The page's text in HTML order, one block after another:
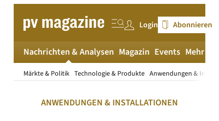
springen
Login Abonnieren
Nachrichten & Analysen
Märkte & Politik Technologie & Produkte Anwendungen &
Magazin Events Mehr
ANWENDUNGEN & INSTALLATIONEN